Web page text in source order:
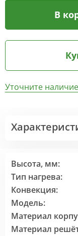
В
Уточните
Высота, мм:
Тип нагрева:
Конвекция:
Модель:
Материал
Материал